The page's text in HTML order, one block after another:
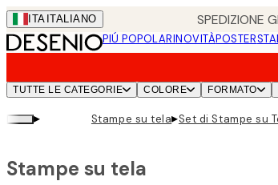
Skip
to
main
ITA ITALIANO SPEDIZIONE
PIÚ POPOLARINOVITÀPOSTER
TUTTE LE CATEGORIE COLORE FORMATO
▸ Stampe su tela▸Set di Stampe su
Stampe su tela